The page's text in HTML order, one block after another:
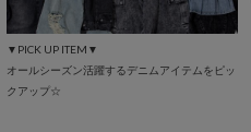
▼PICK UP ITEM▼
オールシーズン活躍するデニムアイテムをピッ
クアップ☆